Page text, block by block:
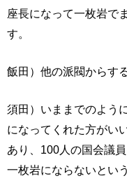
座長になって一枚岩で
す。
飯田）他の派閥からする
須田）いままでのよう
になってくれた方がい
あり、100人の国会議
一枚岩にならないとい